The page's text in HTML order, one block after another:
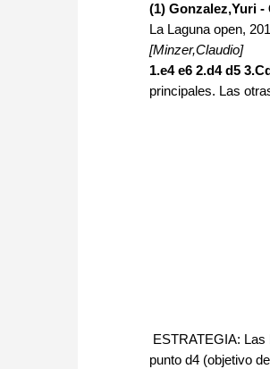
(1) Gonzalez,Yuri
La Laguna open,
[Minzer,Claudio]
1.e4 e6 2.d4 d5
principales. Las
ESTRATEGIA: Las
punto d4 (objetivo